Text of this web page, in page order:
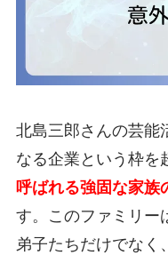
北島三郎さんの芸能
なる企業という枠を
呼ばれる強固な家族
す。このファミリー
弟子たちだけでなく